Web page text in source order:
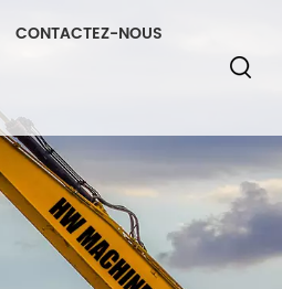
CONTACTEZ-NOUS